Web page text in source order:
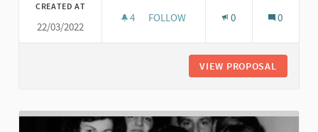
CREATED AT
22/03/2022
4 4 FOLLOWERS
FOLLOW 0 0
VIEW PROPOSAL